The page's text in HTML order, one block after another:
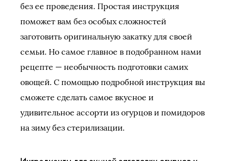
без ее проведения. Простая инструкция
поможет вам без особых сложностей
заготовить оригинальную закатку для своей
семьи. Но самое главное в подобранном нами
рецепте — необычность подготовки самих
овощей. С помощью подробной инструкция вы
сможете сделать самое вкусное и
удивительное ассорти из огурцов и помидоров
на зиму без стерилизации.